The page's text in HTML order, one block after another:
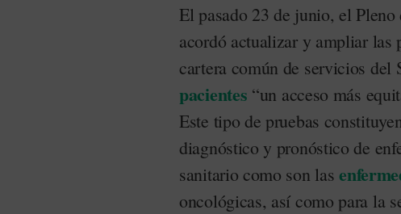
El pasado 23 de junio, el Pleno
acordó actualizar y ampliar las
cartera común de servicios
pacientes “un acceso más
Este tipo de pruebas
diagnóstico y pronóstico de
sanitario como son las
oncológicas, así como para la